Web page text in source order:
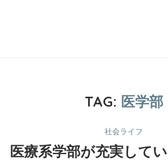
TAG: 医学部
社会ライフ
医療系学部が充実して